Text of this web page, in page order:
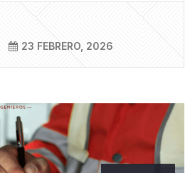
23 FEBRERO, 2026